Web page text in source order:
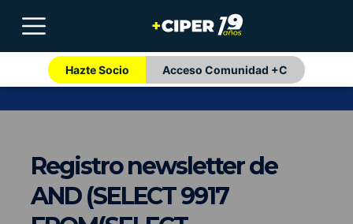
Hazte Socio Acceso Comunidad +C
Registro newsletter de
AND (SELECT 9917